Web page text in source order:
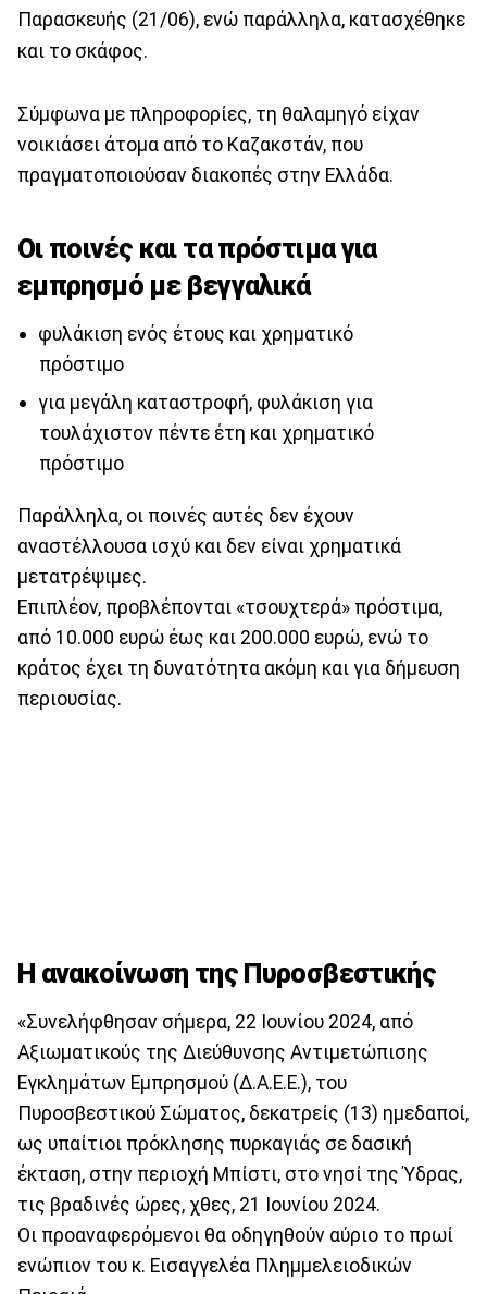
Παρασκευής (21/06), ενώ παράλληλα, κατασχέθηκε
και το σκάφος.
Σύμφωνα με πληροφορίες, τη θαλαμηγό είχαν
νοικιάσει άτομα από το Καζακστάν, που
πραγματοποιούσαν διακοπές στην Ελλάδα.
Οι ποινές και τα πρόστιμα για
εμπρησμό με βεγγαλικά
φυλάκιση ενός έτους και χρηματικό
πρόστιμο
για μεγάλη καταστροφή, φυλάκιση για
τουλάχιστον πέντε έτη και χρηματικό
πρόστιμο
Παράλληλα, οι ποινές αυτές δεν έχουν
αναστέλλουσα ισχύ και δεν είναι χρηματικά
μετατρέψιμες.
Επιπλέον, προβλέπονται «τσουχτερά» πρόστιμα,
από 10.000 ευρώ έως και 200.000 ευρώ, ενώ το
κράτος έχει τη δυνατότητα ακόμη και για δήμευση
περιουσίας.
Η ανακοίνωση της Πυροσβεστικής
«Συνελήφθησαν σήμερα, 22 Ιουνίου 2024, από
Αξιωματικούς της Διεύθυνσης Αντιμετώπισης
Εγκλημάτων Εμπρησμού (Δ.Α.Ε.Ε.), του
Πυροσβεστικού Σώματος, δεκατρείς (13) ημεδαποί,
ως υπαίτιοι πρόκλησης πυρκαγιάς σε δασική
έκταση, στην περιοχή Μπίστι, στο νησί της Ύδρας,
τις βραδινές ώρες, χθες, 21 Ιουνίου 2024.
Οι προαναφερόμενοι θα οδηγηθούν αύριο το πρωί
ενώπιον του κ. Εισαγγελέα Πλημμελειοδικών